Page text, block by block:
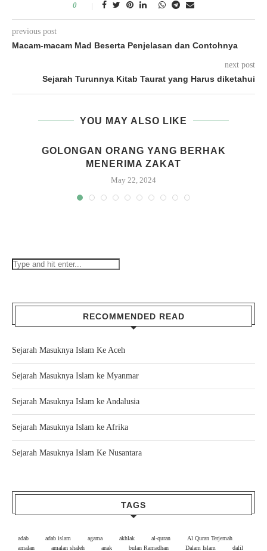
0
previous post
Macam-macam Mad Beserta Penjelasan dan Contohnya
next post
Sejarah Turunnya Kitab Taurat yang Harus diketahui
YOU MAY ALSO LIKE
GOLONGAN ORANG YANG BERHAK
MENERIMA ZAKAT
May 22, 2024
RECOMMENDED READ
Sejarah Masuknya Islam Ke Aceh
Sejarah Masuknya Islam ke Myanmar
Sejarah Masuknya Islam ke Andalusia
Sejarah Masuknya Islam ke Afrika
Sejarah Masuknya Islam Ke Nusantara
TAGS
adab adab islam agama akhlak al-quran
Al Quran Terjemah
amalan
amalan shaleh anak bulan Ramadhan Dalam Islam dalil